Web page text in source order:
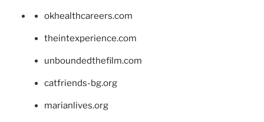
okhealthcareers.com
theintexperience.com
unboundedthefilm.com
catfriends-bg.org
marianlives.org